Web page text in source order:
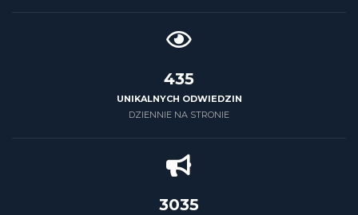
500
UNIKALNYCH ODWIEDZIN
DZIENNIE NA STRONIE
3500